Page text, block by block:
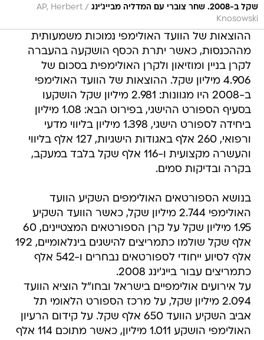
שקל ב-2008. שחר צוברי עם המדליה מבייג'ינג
/
AP, Herbert
Knosowski
ההוצאות של הוועד האולימפי נמוכות משמעותית
מההכנסות, כאשר יתרת הכסף הושקעה בהעברה
לקרן בניין ומוזיאון ולקרן האולימפית בסכום של
4.906 מיליון שקל. ההוצאות של הוועד האולימפי
ב-2008 היו מגוונות: 2.981 מיליון שקל הושקעו
בסעיף הספורט ההישגי, בפירוט הבא: 1.08 מיליון
ביחידה לספורט הישגי, 1.398 מיליון בליווי מדעי
ורפואי, 260 אלף באגודות הישגיות, 127 אלף בליווי
והעשרה מקצועית ו-116 אלף שקל בלבד במעקב,
בקרה ובדיקות סמים.
בנושא הספורטאים האולימפים השקיע הוועד
האולימפי 2.744 מיליון שקל, כאשר הוועד השקיע
1.95 מיליון שקל על קרן הספורטאים המצטיינים, 60
אלף שקל שולמו כתמריצים להישגים בינלאומיים, 192
אלף לסיוע ייחודי לספורטאים נבחרים ו-542 אלף
כתמריצים עבור בייג'ינג 2008.
על אירועים אולימפיים בישראל ובחו"ל הוציא הוועד
2.094 מיליון שקל, על מרכז הספורט הלאומי תל
אביב השקיע הוועד 650 אלף שקל. על קידום הרעיון
האולימפי הושקע 1.011 מיליון, כאשר מתוכם 114 אלף